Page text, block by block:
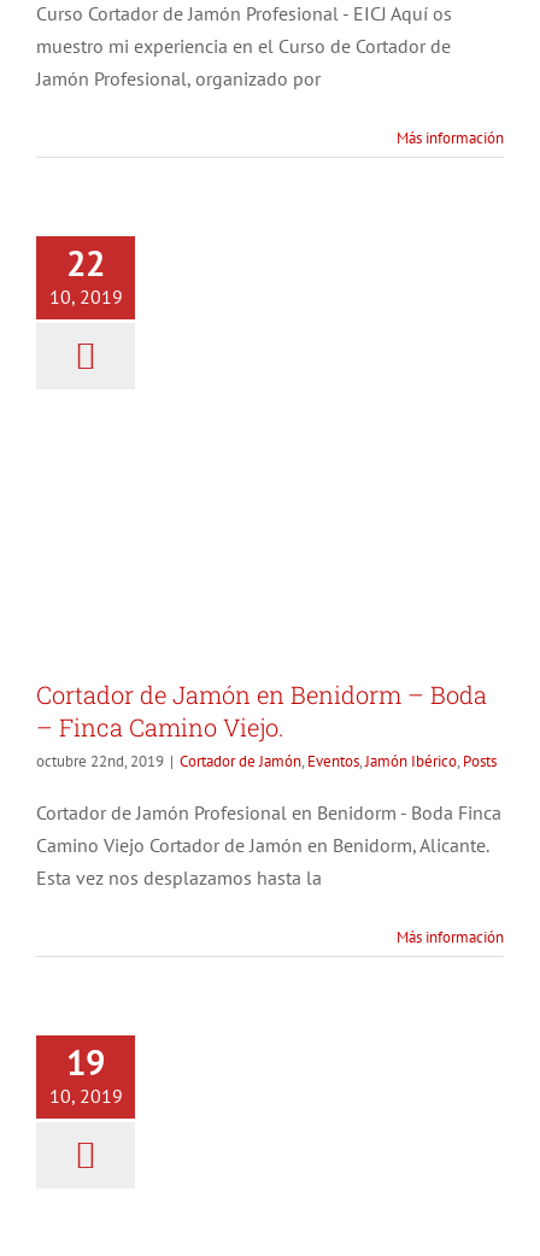
Curso Cortador de Jamón Profesional - EICJ Aquí os
muestro mi experiencia en el Curso de Cortador de
Jamón Profesional, organizado por
Más información
22
10, 2019
Benidorm – Boda – Finca
Cortador de Jamón en Benidorm – Boda
– Finca Camino Viejo.
octubre 22nd, 2019 | Cortador de Jamón, Eventos,Jamón Ibérico, Posts
Cortador de Jamón Profesional en Benidorm - Boda Finca
Camino Viejo Cortador de Jamón en Benidorm, Alicante.
Esta vez nos desplazamos hasta la
Más información
19
10, 2019
Evento / Inauguración Villas